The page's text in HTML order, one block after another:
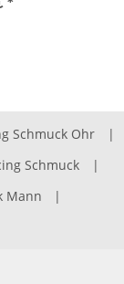
Schmuck Ohr
|
Schmuck
|
Mann
|